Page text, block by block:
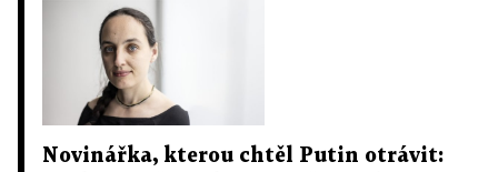
Novinářka, kterou chtěl Putin otrávit: